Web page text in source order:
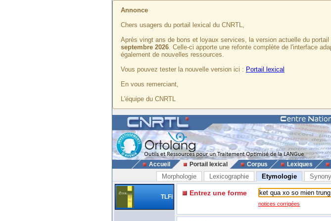
Annonce
Chers usagers du portail lexical du CNRTL,
Après vingt ans de bons et loyaux services, la version actuelle du
septembre 2026. Celle-ci apporte une refonte complète de l'interface
également de nouvelles ressources.
Vous pouvez tester la nouvelle version ici : Portail lexical
En vous remerciant,
L'équipe du CNRTL
Accueil Portail lexical Corpus Lexiques
Morphologie Lexicographie Etymologie
TLFi Entrez une forme
notices corrigées